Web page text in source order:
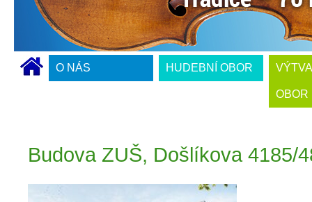
O NÁS HUDEBNÍ OBOR
OBOR
Budova ZUŠ, Došlíkova 4185/